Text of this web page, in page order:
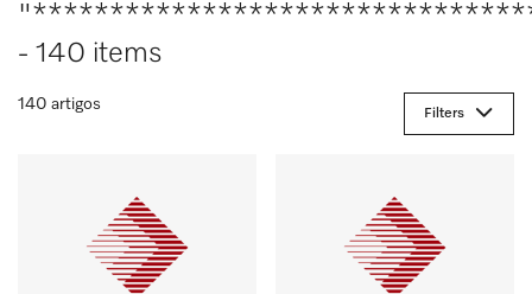
- 140 items
140 artigos
Filters